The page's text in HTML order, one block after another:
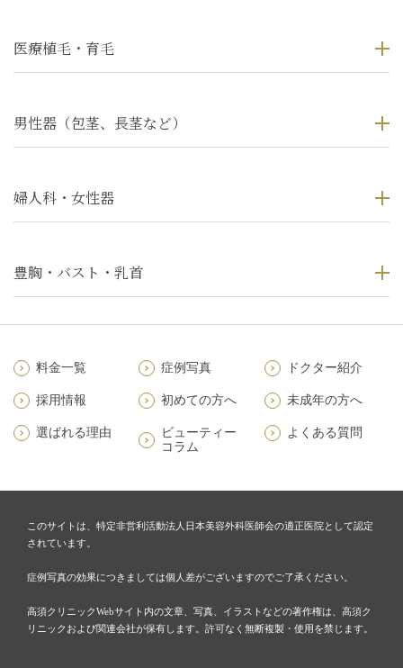
医療植毛・育毛
男性器（包茎、長茎など）
婦人科・女性器
豊胸・バスト・乳首
料金一覧 症例写真 ドクター紹介
採用情報 初めての方へ 未成年の方へ
選ばれる理由
ビューティー
コラム
よくある質問
このサイトは、特定非営利活動法人日本美容外科医師会の適正医院として認定
されています。
症例写真の効果につきましては個人差がございますのでご了承ください。
高須クリニックWebサイト内の文章、写真、イラストなどの著作権は、高須ク
リニックおよび関連会社が保有します。許可なく無断複製・使用を禁じます。